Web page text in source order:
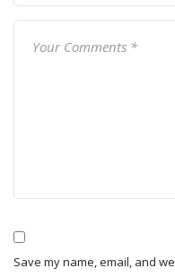
Save my name, email, and